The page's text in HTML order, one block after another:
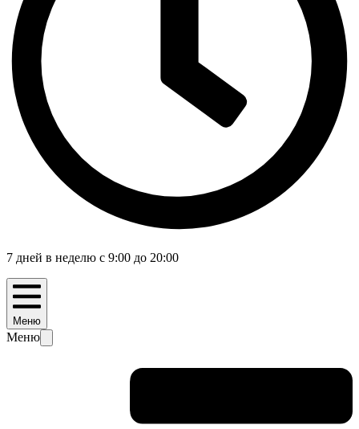
7 дней в неделю с 9:00 до 20:00
Меню
Меню